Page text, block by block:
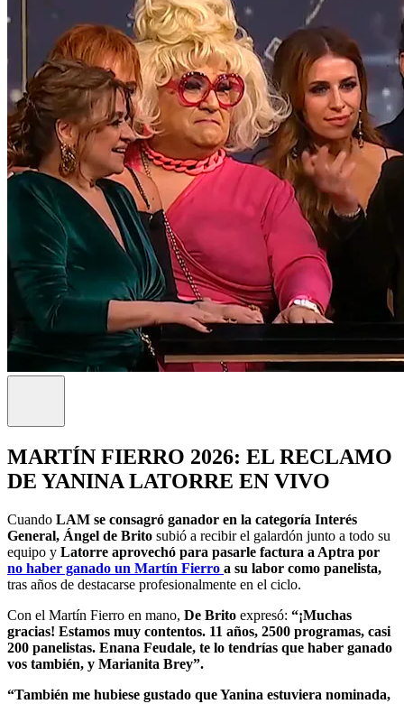
MARTÍN FIERRO 2026: EL RECLAMO
DE YANINA LATORRE EN VIVO
Cuando LAM se consagró ganador en la categoría Interés
General, Ángel de Brito subió a recibir el galardón junto a todo su
equipo y Latorre aprovechó para pasarle factura a Aptra por
no haber ganado un Martín Fierro a su labor como panelista,
tras años de destacarse profesionalmente en el ciclo.
Con el Martín Fierro en mano, De Brito expresó: “¡Muchas
gracias! Estamos muy contentos. 11 años, 2500 programas, casi
200 panelistas. Enana Feudale, te lo tendrías que haber ganado
vos también, y Marianita Brey”.
“También me hubiese gustado que Yanina estuviera nominada,